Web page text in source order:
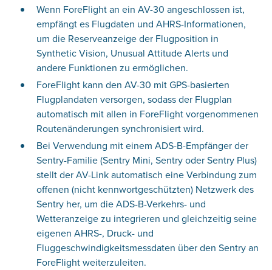
Wenn ForeFlight an ein AV-30 angeschlossen ist,
empfängt es Flugdaten und AHRS-Informationen,
um die Reserveanzeige der Flugposition in
Synthetic Vision, Unusual Attitude Alerts und
andere Funktionen zu ermöglichen.
ForeFlight kann den AV-30 mit GPS-basierten
Flugplandaten versorgen, sodass der Flugplan
automatisch mit allen in ForeFlight vorgenommenen
Routenänderungen synchronisiert wird.
Bei Verwendung mit einem ADS-B-Empfänger der
Sentry-Familie (Sentry Mini, Sentry oder Sentry Plus)
stellt der AV-Link automatisch eine Verbindung zum
offenen (nicht kennwortgeschützten) Netzwerk des
Sentry her, um die ADS-B-Verkehrs- und
Wetteranzeige zu integrieren und gleichzeitig seine
eigenen AHRS-, Druck- und
Fluggeschwindigkeitsmessdaten über den Sentry an
ForeFlight weiterzuleiten.